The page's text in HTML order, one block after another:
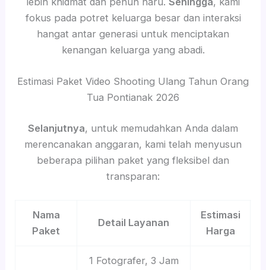
fokus pada potret keluarga besar dan interaksi
hangat antar generasi untuk menciptakan
kenangan keluarga yang abadi.
Estimasi Paket Video Shooting Ulang Tahun Orang
Tua Pontianak 2026
Selanjutnya, untuk memudahkan Anda dalam
merencanakan anggaran, kami telah menyusun
beberapa pilihan paket yang fleksibel dan
transparan:
Nama
Paket
Detail Layanan
Estimasi
Harga
1 Fotografer, 3 Jam